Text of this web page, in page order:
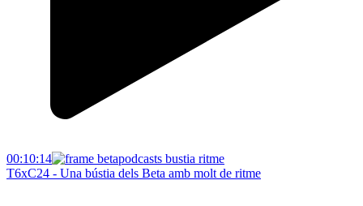
00:10:14
T6xC24 - Una bústia dels Beta amb molt de ritme